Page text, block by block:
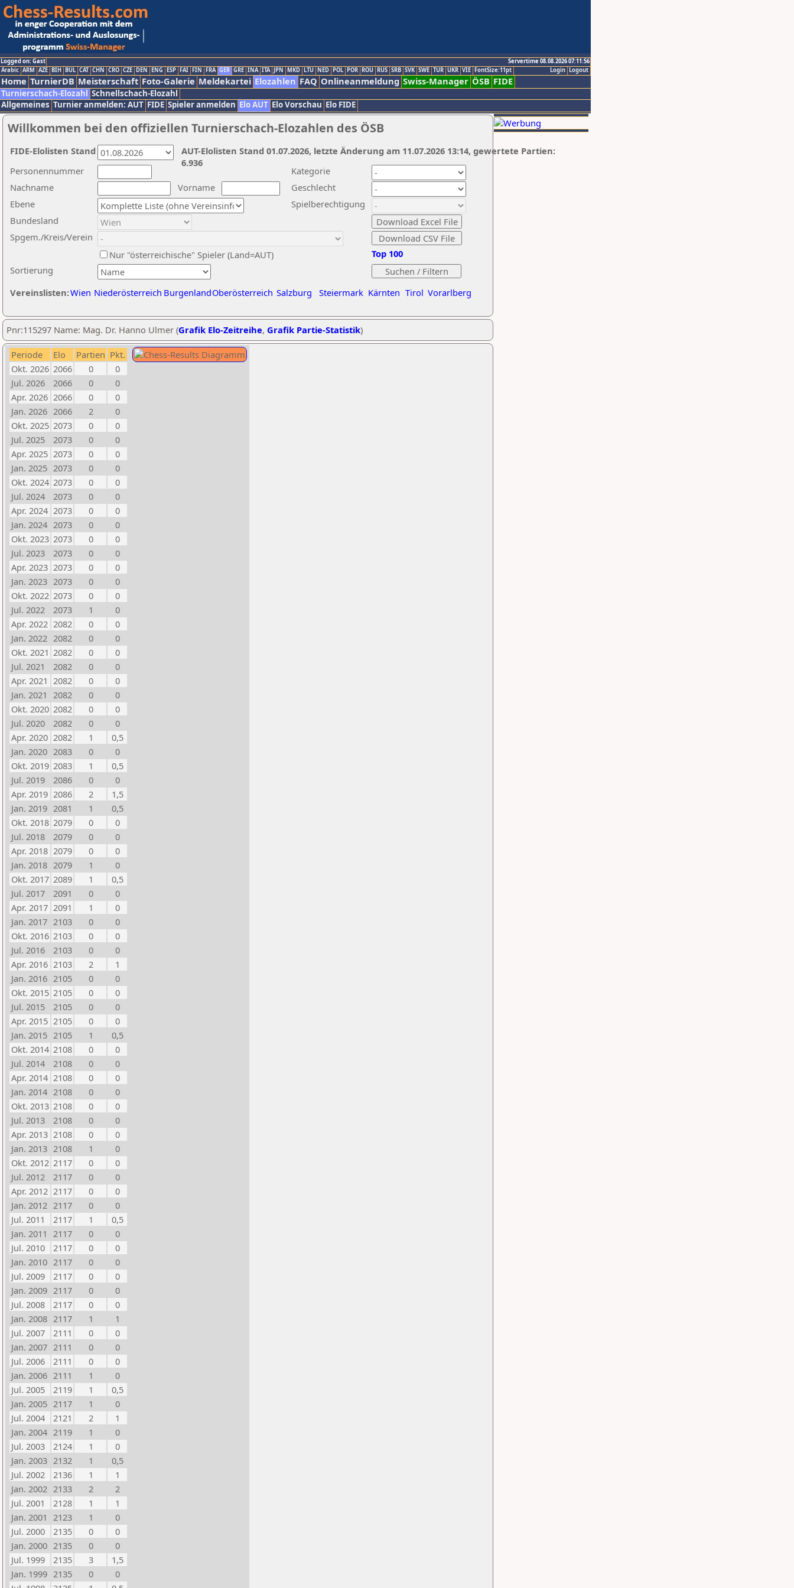
Logged on: Gast
Servertime 08.08.2026 07:11:56
Logout
Login
Arabic ARM AZE BIH BUL CAT CHN CRO CZE DEN ENG ESP FAI FIN FRA GER GRE INA ITA JPN MKD LTU NED POL POR ROU RUS SRB SVK SWE TUR UKR VIE FontSize:11pt
Home TurnierDB Meisterschaft Foto-Galerie Meldekartei Elozahlen FAQ Onlineanmeldung Swiss-Manager ÖSB FIDE
Turnierschach-Elozahl Schnellschach-Elozahl
Allgemeines Turnier anmelden: AUT FIDE Spieler anmelden Elo AUT Elo Vorschau Elo FIDE
Willkommen bei den offiziellen Turnierschach-Elozahlen des ÖSB
Nachname
Vorname
Ebene
Kategorie
Sortierung
Personennummer
Bundesland
Spgem./Kreis/Verein
Geschlecht
Nur "österreichische" Spieler (Land=AUT)
Spielberechtigung
Vereinslisten:Wien Niederösterreich BurgenlandOberösterreich Salzburg Steiermark Kärnten Tirol Vorarlberg
Top 100
AUT-Elolisten Stand 01.07.2026, letzte Änderung am 11.07.2026 13:14, gewertete Partien:
6.936
FIDE-Elolisten Stand
Pnr:115297 Name: Mag. Dr. Hanno Ulmer (Grafik Elo-Zeitreihe, Grafik Partie-Statistik)
Periode Elo Partien Pkt.
Okt. 2026 2066 0
0
Jul. 2026
2066 0
0
Apr. 2026 2066 0
0
Jan. 2026 2066 2
0
Okt. 2025 2073 0
0
Jul. 2025
2073 0
0
Apr. 2025 2073 0
0
Jan. 2025 2073 0
0
Okt. 2024 2073 0
0
Jul. 2024
2073 0
0
Apr. 2024 2073 0
0
Jan. 2024 2073 0
0
Okt. 2023 2073 0
0
Jul. 2023
2073 0
0
Apr. 2023 2073 0
0
Jan. 2023 2073 0
0
Okt. 2022 2073 0
0
Jul. 2022
2073 1
0
Apr. 2022 2082 0
0
Jan. 2022 2082 0
0
Okt. 2021 2082 0
0
Jul. 2021
2082 0
0
Apr. 2021 2082 0
0
Jan. 2021 2082 0
0
Okt. 2020 2082 0
0
Jul. 2020
2082 0
0
Apr. 2020 2082 1
0,5
Jan. 2020 2083 0
0
Okt. 2019 2083 1
0,5
Jul. 2019
2086 0
0
Apr. 2019 2086 2
1,5
Jan. 2019 2081 1
0,5
Okt. 2018 2079 0
0
Jul. 2018
2079 0
0
Apr. 2018 2079 0
0
Jan. 2018 2079 1
0
Okt. 2017 2089 1
0,5
Jul. 2017
2091 0
0
Apr. 2017 2091 1
0
Jan. 2017 2103 0
0
Okt. 2016 2103 0
0
Jul. 2016
2103 0
0
Apr. 2016 2103 2
1
Jan. 2016 2105 0
0
Okt. 2015 2105 0
0
Jul. 2015
2105 0
0
Apr. 2015 2105 0
0
Jan. 2015 2105 1
0,5
Okt. 2014 2108 0
0
Jul. 2014
2108 0
0
Apr. 2014 2108 0
0
Jan. 2014 2108 0
0
Okt. 2013 2108 0
0
Jul. 2013
2108 0
0
Apr. 2013 2108 0
0
Jan. 2013 2108 1
0
Okt. 2012 2117 0
0
Jul. 2012
2117 0
0
Apr. 2012 2117 0
0
Jan. 2012 2117 0
0
Jul. 2011
2117 1
0,5
Jan. 2011 2117 0
0
Jul. 2010
2117 0
0
Jan. 2010 2117 0
0
Jul. 2009
2117 0
0
Jan. 2009 2117 0
0
Jul. 2008
2117 0
0
Jan. 2008 2117 1
1
Jul. 2007
2111 0
0
Jan. 2007 2111 0
0
Jul. 2006
2111 0
0
Jan. 2006 2111 1
0
Jul. 2005
2119 1
0,5
Jan. 2005 2117 1
0
Jul. 2004
2121 2
1
Jan. 2004 2119 1
0
Jul. 2003
2124 1
0
Jan. 2003 2132 1
0,5
Jul. 2002
2136 1
1
Jan. 2002 2133 2
2
Jul. 2001
2128 1
1
Jan. 2001 2123 1
0
Jul. 2000
2135 0
0
Jan. 2000 2135 0
0
Jul. 1999
2135 3
1,5
Jan. 1999 2135 0
0